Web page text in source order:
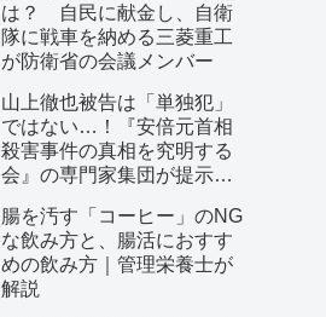
は？ 自民に献金し、自衛
隊に戦車を納める三菱重工
が防衛省の会議メンバー
山上徹也被告は「単独犯」
ではない…！『安倍元首相
殺害事件の真相を究明する
会』の専門家集団が提示し
腸を汚す「コーヒー」のNG
な飲み方と、腸活におすす
めの飲み方｜管理栄養士が
解説